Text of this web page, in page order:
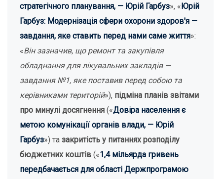
стратегічного планування, — Юрій Гарбуз», «Юрій
Гарбуз: Модернізація сфери охорони здоров'я —
завдання, яке ставить перед нами саме життя»:
«Він зазначив, що ремонт та закупівля
обладнання для лікувальних закладів —
завдання №1, яке поставив перед собою та
керівниками територій»), підміна планів звітами
про минулі досягнення («Довіра населення є
метою комунікації органів влади, — Юрій
Гарбуз») та закритість у питаннях розподілу
бюджетних коштів («1,4 мільярда гривень
передбачається для області Держпрограмою